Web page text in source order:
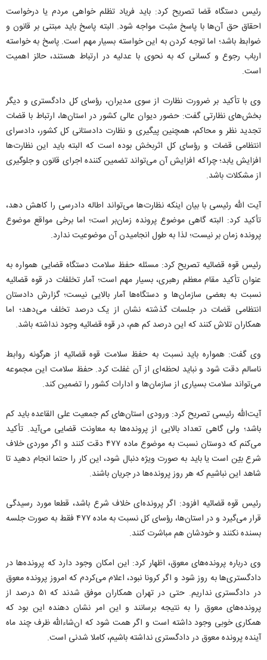
رئیس دستگاه قضا تصریح کرد: باید فریاد تظلم خواهی مردم یا درخواست
احقاق حق آن‌ها با پاسخ مثبت مواجه شود. البته پاسخ باید مبتنی بر قانون و
ضوابط باشد؛ اما توجه کردن به این خواسته بسیار مهم است. پاسخ به خواسته
ارباب رجوع و کسانی که به نحوی با عدلیه در ارتباط هستند، حائز اهمیت
است.
وی با تأکید بر ضرورت نظارت از سوی مدیران، رؤسای کل دادگستری و دیگر
بخش‌های نظارتی گفت: حضور دیوان عالی کشور در استان‌ها، ارتباط با قضات
تجدید نظر و محاکم، همچنین پیگیری و نظارت دادستانی کل کشور، دادسرای
انتظامی قضات و رؤسای کل اثربخش بوده است که البته باید این نظارت‌ها
افزایش یابد؛ چراکه افزایش آن می‌تواند تضمین کننده اجرای قانون و جلوگیری
از مشکلات باشد.
آیت الله رئیسی با بیان اینکه نظارت‌ها می‌تواند اطاله دادرسی را کاهش دهد،
تأکید کرد: البته گاهی موضوع پرونده زمان‌بر است؛ اما برخی مواقع موضوع
پرونده زمان بر نیست؛ لذا به طول انجامیدن آن موضوعیت ندارد.
رئیس قوه قضائیه تصریح کرد: مسئله حفظ سلامت دستگاه قضایی همواره به
عنوان تأکید مقام معظم رهبری، بسیار مهم است؛ آمار تخلفات در قوه قضائیه
نسبت به بعضی سازمان‌ها و دستگاه‌ها آمار بالایی نیست؛ گزارش دادستان
انتظامی قضات در جلسات گذشته نشان از یک درصد تخلف می‌دهد؛ اما
همکاران تلاش کنند که این درصد کم هم، در قوه قضائیه وجود نداشته باشد.
وی گفت: همواره باید نسبت به حفظ سلامت قوه قضائیه از هرگونه روابط
ناسالم دقت شود و نباید لحظه‌ای از آن غفلت کرد. حفظ سلامت این مجموعه
می‌تواند سلامت بسیاری از سازمان‌ها و ادارات کشور را تضمین کند.
آیت‌الله رئیسی تصریح کرد: ورودی استان‌های کم جمعیت علی القاعده باید کم
باشد؛ ولی گاهی تعداد بالایی از پرونده‌ها به معاونت قضایی می‌آید. تأکید
می‌کنم که دوستان نسبت به موضوع ماده ۴۷۷ دقت کنند و اگر موردی خلاف
شرع بیّن است یا باید به صورت ویژه دنبال شود، این کار را حتما انجام دهید تا
شاهد این نباشیم که هر روز پرونده‌ها در جریان باشند.
رئیس قوه قضائیه افزود: اگر پرونده‌ای خلاف شرع باشد، قطعا مورد رسیدگی
قرار می‌گیرد و در استان‌ها، رؤسای کل نسبت به ماده ۴۷۷ فقط به صورت جلسه‌
بسنده نکنند و خودشان هم مباشرت کنند.
وی درباره پرونده‌های معوق، اظهار کرد: این امکان وجود دارد که پرونده‌ها در
دادگستری‌ها به روز شود و اگر کرونا نبود، اعلام می‌کردم که امروز پرونده معوق
در دادگستری نداریم. حتی در تهران همکاران موفق شدند که ۵۱ درصد از
پرونده‌های معوق را به نتیجه برسانند و این امر نشان دهنده این بود که
همکاری خوبی وجود داشته است و اگر همت شود که ان‌شاءالله ظرف چند ماه
آینده پرونده معوق در دادگستری نداشته باشیم، کاملا شدنی است.